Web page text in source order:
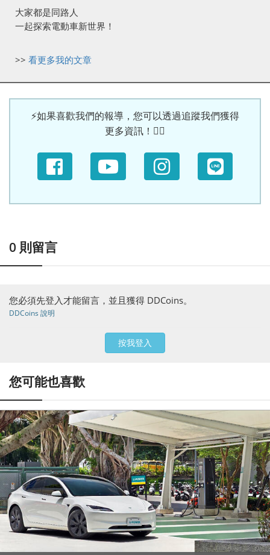
大家都是同路人
一起探索電動車新世界！
>> 看更多我的文章
⚡如果喜歡我們的報導，您可以透過追蹤我們獲得
更多資訊！🙆‍♀
0 則留言
您必須先登入才能留言，並且獲得 DDCoins。
DDCoins 說明
按我登入
您可能也喜歡